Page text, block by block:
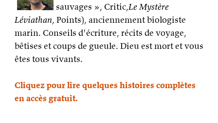
sauvages », Critic,Le Mystère
Léviathan, Points), anciennement biologiste
marin. Conseils d'écriture, récits de voyage,
bêtises et coups de gueule. Dieu est mort et vous
êtes tous vivants.
Cliquez pour lire quelques histoires complètes
en accès gratuit.